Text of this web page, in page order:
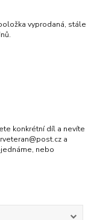
vyprodaná, stále
konkrétní díl a nevíte
a
nebo